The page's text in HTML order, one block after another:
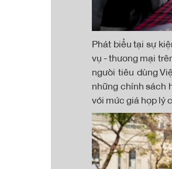
Phát biểu tại sự
vụ - thương mại
người tiêu dùng
những chính sách
với mức giá hợp lý